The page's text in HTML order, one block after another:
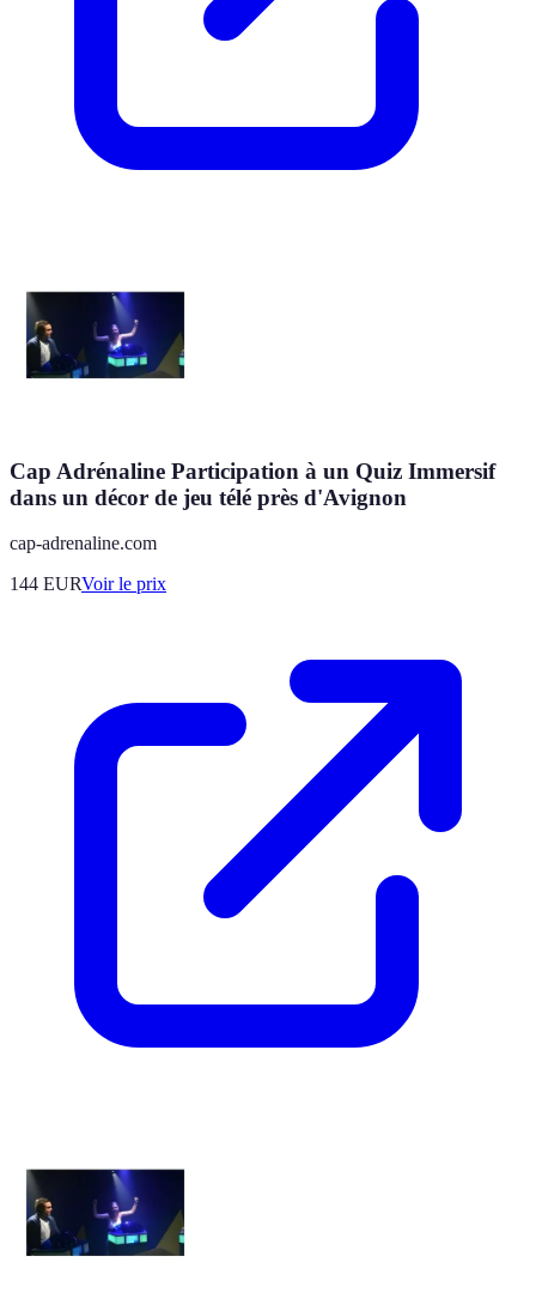
Cap Adrénaline Participation à un Quiz Immersif
dans un décor de jeu télé près d'Avignon
cap-adrenaline.com
144 EURVoir le prix